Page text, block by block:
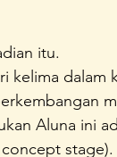
itu.
kelima dalam
Aluna ini
stage).